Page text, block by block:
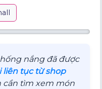
nắng đã được
liên tục từ shop
cần tìm xem món